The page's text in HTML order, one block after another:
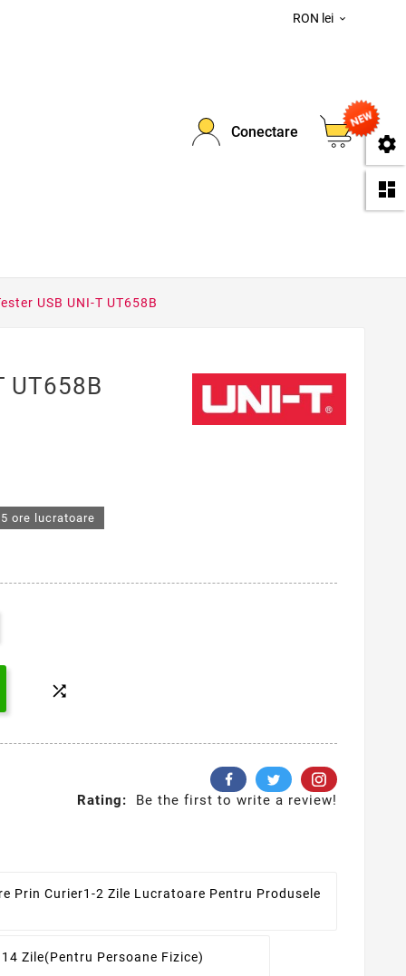
RON lei 
Conectare
0
USB UNI-T UT658B
UT658B
ore lucratoare

Rating: Be the first to write a review!
Prin Curier1-2 Zile Lucratoare Pentru Produsele
Zile(pentru Persoane Fizice)